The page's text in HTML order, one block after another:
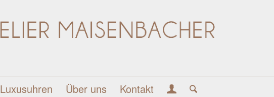
Luxusuhren Über uns Kontakt